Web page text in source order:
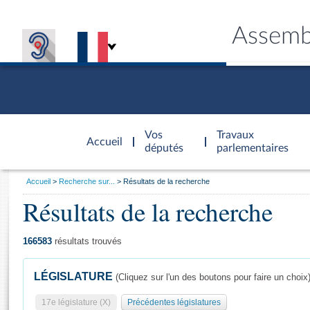
Accueil
d'accueil
Vos
députés
Travaux
parlementaires
Général
Vous
Accueil Recherche sur... Résultats de la recherche
Résultats de la recherche
166583 résultats trouvés
LÉGISLATURE (Cliquez sur l'un des boutons pour faire un choix)
17e législature (X) Précédentes législatures